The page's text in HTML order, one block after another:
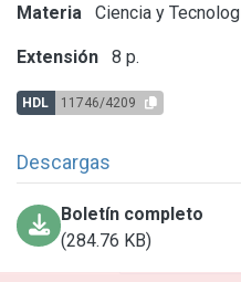
Materia Ciencia y
Extensión 8 p.
HDL 11746/4209
Descargas
Boletín completo
(284.76 KB)